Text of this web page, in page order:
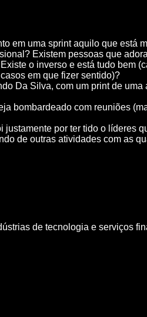
em uma sprint aquilo que está
Existem pessoas que
o inverso e está tudo bem
em que fizer sentido)?
Da Silva, com um print de
bombardeado com reuniões
por ter tido o líderes
de outras atividades com as
de tecnologia e serviços